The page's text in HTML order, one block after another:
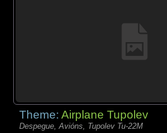
Theme:Airplane Tupolev
Despegue, Avións, Tupolev Tu-22M